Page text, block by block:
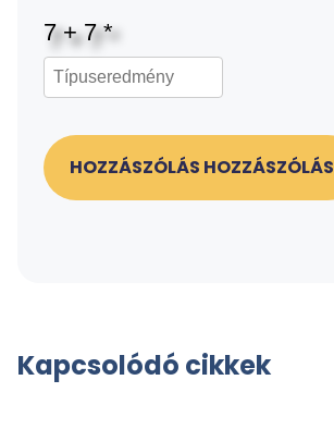
HOZZÁSZÓLÁS HOZZÁSZÓLÁS
Kapcsolódó cikkek